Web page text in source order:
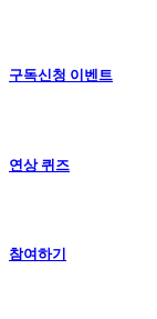
구독신청 이벤트
연상 퀴즈
참여하기